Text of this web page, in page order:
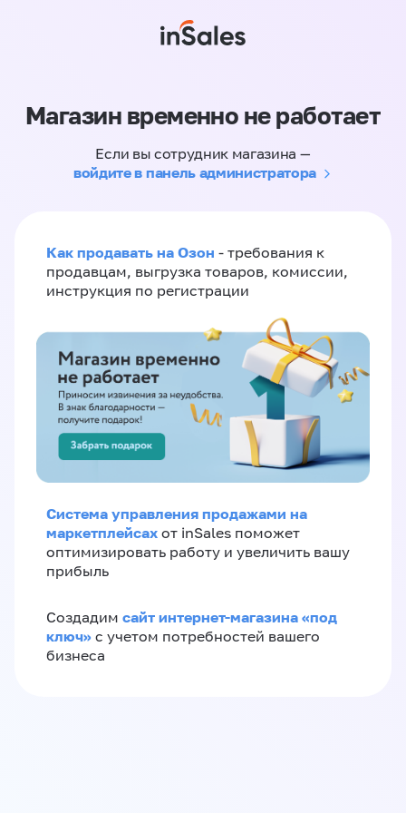
Магазин временно не работает
Если вы сотрудник магазина —
войдите в панель администратора
Как продавать на Озон - требования к
продавцам, выгрузка товаров, комиссии,
инструкция по регистрации
Система управления продажами на
маркетплейсах от inSales поможет
оптимизировать работу и увеличить вашу
прибыль
Создадим сайт интернет-магазина «под
ключ» с учетом потребностей вашего
бизнеса